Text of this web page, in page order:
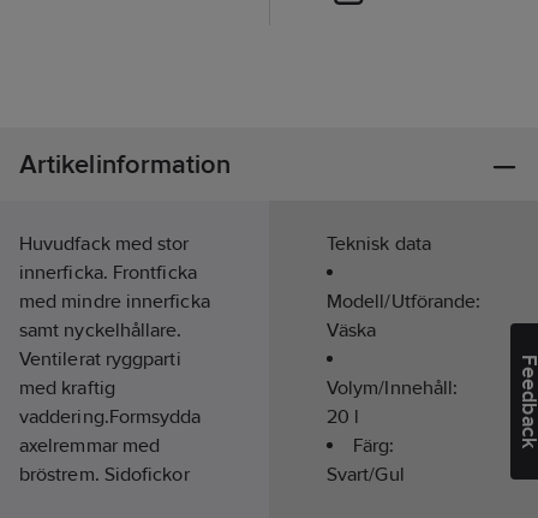
Artikelinformation
Huvudfack med stor
innerficka. Frontficka
med mindre innerficka
samt nyckelhållare.
Ventilerat ryggparti
med kraftig
vaddering.Formsydda
axelremmar med
bröstrem. Sidofickor
Teknisk data
Modell/Utförande:
Väska
Volym/Innehåll:
20 l
Färg:
Svart/Gul